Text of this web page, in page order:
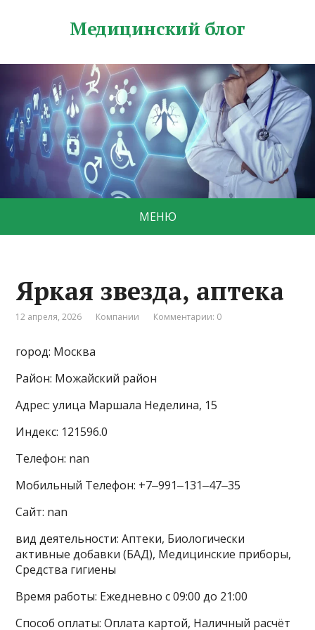
Медицинский блог
МЕНЮ
Яркая звезда, аптека
12 апреля, 2026 Компании Комментарии: 0
город: Москва
Район: Можайский район
Адрес: улица Маршала Неделина, 15
Индекс: 121596.0
Телефон: nan
Мобильный Телефон: +7‒991‒131‒47‒35
Сайт: nan
вид деятельности: Аптеки, Биологически
активные добавки (БАД), Медицинские приборы,
Средства гигиены
Время работы: Ежедневно с 09:00 до 21:00
Способ оплаты: Оплата картой, Наличный расчёт